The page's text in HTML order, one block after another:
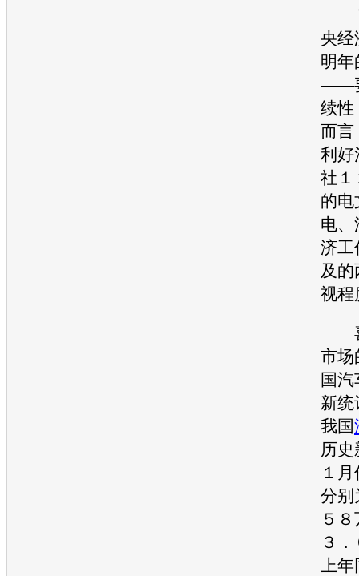
７
央经
明年
——
续性
而言
利好
社１
的电
电、
济工
及的
视程
喜
市场
国汽
新统
我国
历
１
分别
５
３
上年